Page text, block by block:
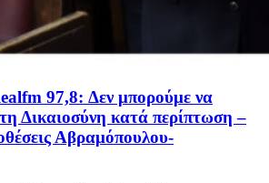
97,8: Δεν μπορούμε να
Δικαιοσύνη κατά περίπτωση –
Αβραμόπουλου-